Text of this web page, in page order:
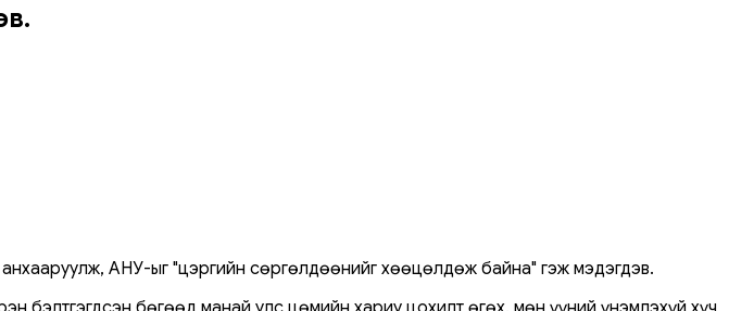
АНУ-ыг "цэргийн сөргөлдөөнийг хөөцөлдөж байна" гэж мэдэгдэв.